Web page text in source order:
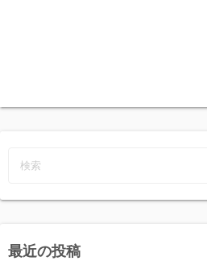
最近の投稿